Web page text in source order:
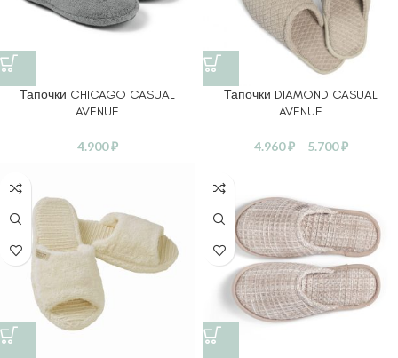
Тапочки CHICAGO CASUAL
AVENUE
4.900₽
Тапочки DIAMOND CASUAL
AVENUE
4.960₽ – 5.700₽